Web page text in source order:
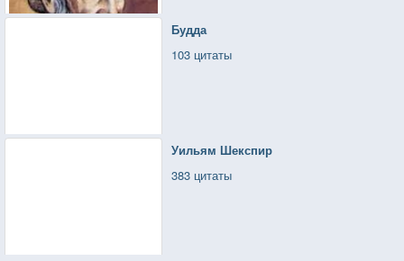
Будда
103 цитаты
Уильям Шекспир
383 цитаты